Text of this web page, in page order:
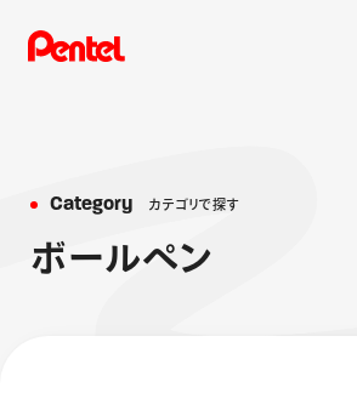
商品を探すトップ
Category カテゴリで探す
ボールペン